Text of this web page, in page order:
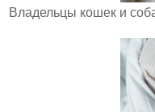
Владельцы кошек и